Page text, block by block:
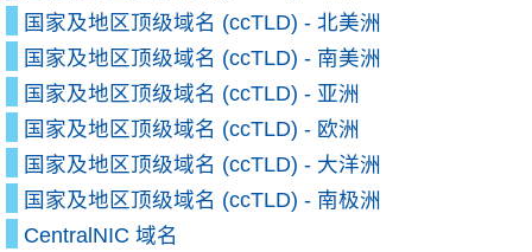
国家及地区顶级域名 (ccTLD) - 北美洲
国家及地区顶级域名 (ccTLD) - 南美洲
国家及地区顶级域名 (ccTLD) - 亚洲
国家及地区顶级域名 (ccTLD) - 欧洲
国家及地区顶级域名 (ccTLD) - 大洋洲
国家及地区顶级域名 (ccTLD) - 南极洲
CentralNIC 域名